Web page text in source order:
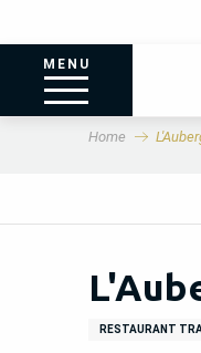
MENU
Home
RESTAURANT